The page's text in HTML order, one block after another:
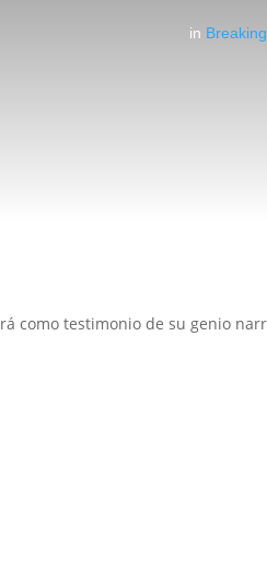
in
como testimonio de su genio